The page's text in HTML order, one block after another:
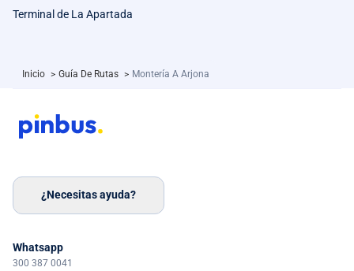
Terminal de La Apartada
Inicio > Guía De Rutas > Montería A Arjona
¿Necesitas ayuda?
Whatsapp
300 387 0041